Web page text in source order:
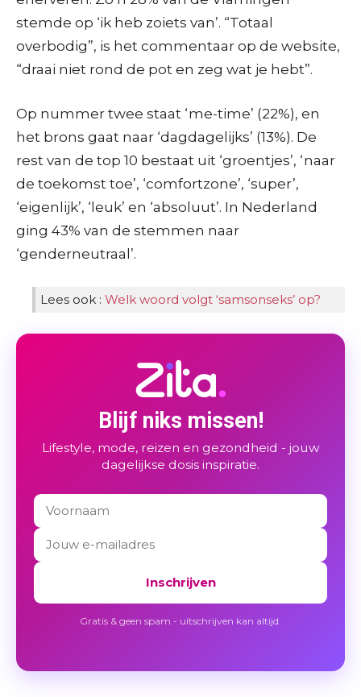
stemde op ‘ik heb zoiets van’. “Totaal
overbodig”, is het commentaar op de website,
“draai niet rond de pot en zeg wat je hebt”.
Op nummer twee staat ‘me-time’ (22%), en
het brons gaat naar ‘dagdagelijks’ (13%). De
rest van de top 10 bestaat uit ‘groentjes’, ‘naar
de toekomst toe’, ‘comfortzone’, ‘super’,
‘eigenlijk’, ‘leuk’ en ‘absoluut’. In Nederland
ging 43% van de stemmen naar
‘genderneutraal’.
Lees ook : Welk woord volgt ‘samsonseks’ op?
Blijf niks missen!
Lifestyle, mode, reizen en gezondheid - jouw
dagelijkse dosis inspiratie.
Inschrijven
Gratis & geen spam - uitschrijven kan altijd.